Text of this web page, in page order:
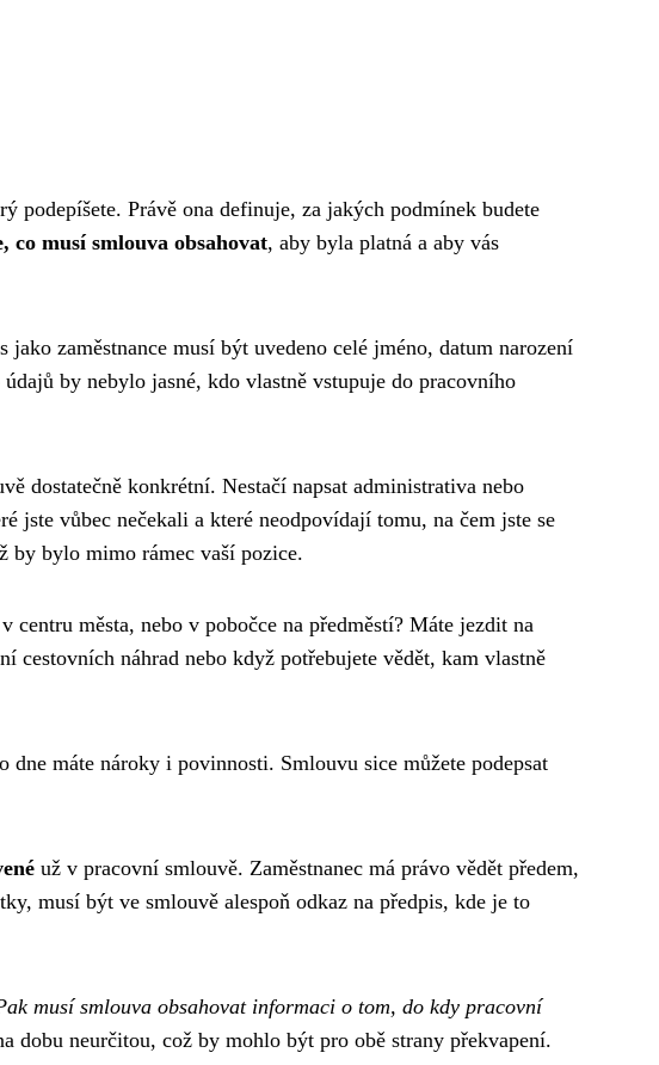
podepíšete. Právě ona definuje, za jakých podmínek budete
co musí smlouva obsahovat, aby byla platná a aby vás
zaměstnance musí být uvedeno celé jméno, datum narození
by nebylo jasné, kdo vlastně vstupuje do pracovního
dostatečně konkrétní. Nestačí napsat administrativa nebo
jste vůbec nečekali a které neodpovídají tomu, na čem jste se
by bylo mimo rámec vaší pozice.
města, nebo v pobočce na předměstí? Máte jezdit na
cestovních náhrad nebo když potřebujete vědět, kam vlastně
máte nároky i povinnosti. Smlouvu sice můžete podepsat
už v pracovní smlouvě. Zaměstnanec má právo vědět předem,
musí být ve smlouvě alespoň odkaz na předpis, kde je to
musí smlouva obsahovat informaci o tom, do kdy pracovní
dobu neurčitou, což by mohlo být pro obě strany překvapení.